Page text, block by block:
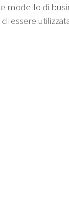
modello di
essere